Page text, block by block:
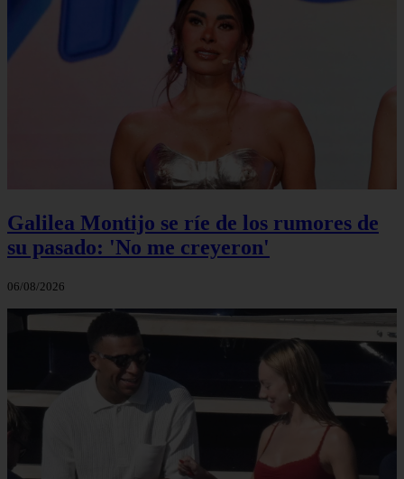
Galilea Montijo se ríe de los rumores de
su pasado: 'No me creyeron'
06/08/2026